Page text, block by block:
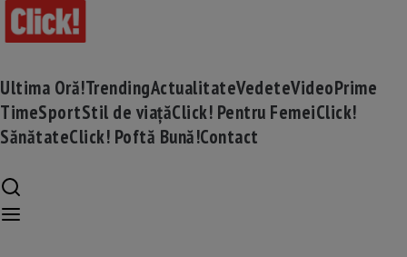
Ultima Oră!TrendingActualitateVedeteVideoPrime
TimeSportStil de viațăClick! Pentru FemeiClick!
SănătateClick! Poftă Bună!Contact